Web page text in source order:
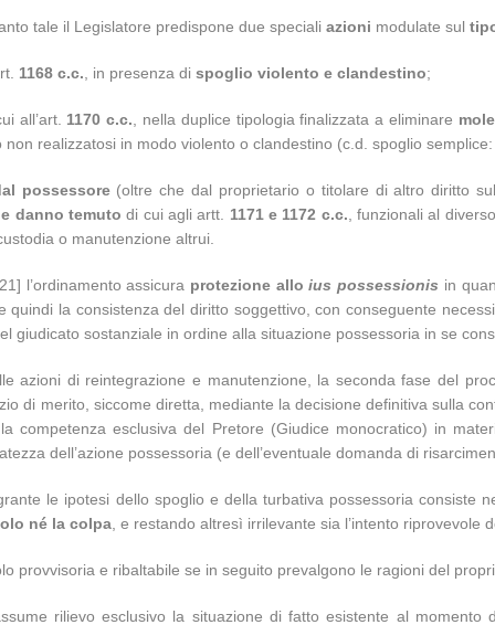
tale il Legislatore predispone due specialiazioni modulate sul
1168 c.c. , in presenza dispoglio violento e clandestino;
all’art. 1170 c.c. , nella duplice tipologia finalizzata a eliminare
realizzatosi in modo violento o clandestino (c.d. spoglio semplice:
possessore(oltre che dal proprietario o titolare di altro diritto
danno temuto di cui agli artt. 1171 e 1172 c.c. , funzionali al
o manutenzione altrui.
l’ordinamento assicura protezione alloius possessionis in
quindi la consistenza del diritto soggettivo, con conseguente
giudicato sostanziale in ordine alla situazione possessoria in se
azioni di reintegrazione e manutenzione, la seconda fase del
di merito, siccome diretta, mediante la decisione definitiva sulla
competenza esclusiva del Pretore (Giudice monocratico) in
dell’azione possessoria (e dell’eventuale domanda di
le ipotesi dello spoglio e della turbativa possessoria consiste
né la colpa , e restando altresì irrilevante sia l’intento
provvisoria e ribaltabile se in seguito prevalgono le ragioni del
rilievo esclusivo la situazione di fatto esistente al